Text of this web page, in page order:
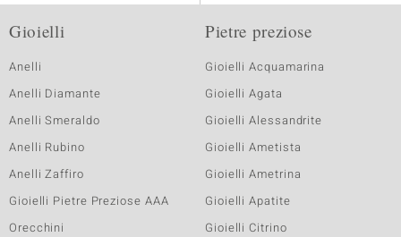
Gioielli
Anelli
Anelli Diamante
Anelli Smeraldo
Anelli Rubino
Anelli Zaffiro
Gioielli Pietre Preziose AAA
Orecchini
Pietre preziose
Gioielli Acquamarina
Gioielli Agata
Gioielli Alessandrite
Gioielli Ametista
Gioielli Ametrina
Gioielli Apatite
Gioielli Citrino